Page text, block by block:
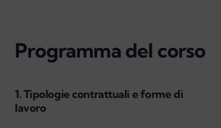
Programma del corso
1. Tipologie contrattuali e forme di
lavoro